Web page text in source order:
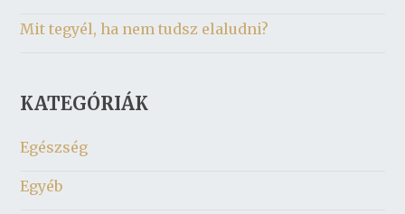
Mit tegyél, ha nem tudsz elaludni?
KATEGÓRIÁK
Egészség
Egyéb